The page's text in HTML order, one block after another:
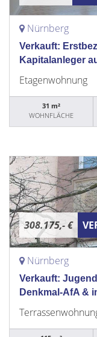
Nürnberg
Verkauft:
Kapitalanleger
Etagenwohnung
31 m²
WOHNFLÄCHE
308.175,- €
Nürnberg
Verkauft:
Denkmal-AfA &